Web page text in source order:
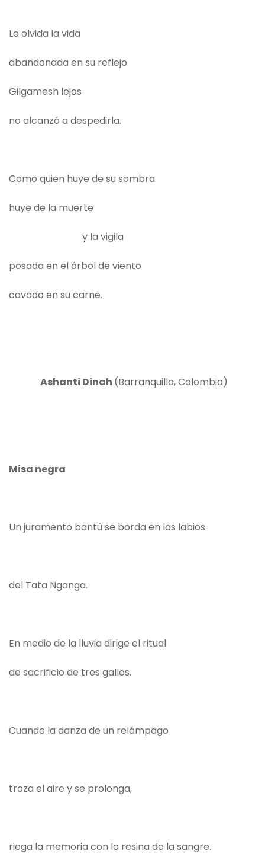
Lo olvida la vida
abandonada en su reflejo
Gilgamesh lejos
no alcanzó a despedirla.
Como quien huye de su sombra
huye de la muerte
y la vigila
posada en el árbol de viento
cavado en su carne.
Ashanti Dinah (Barranquilla, Colombia)
Misa negra
Un juramento bantú se borda en los labios
del Tata Nganga.
En medio de la lluvia dirige el ritual
de sacrificio de tres gallos.
Cuando la danza de un relámpago
troza el aire y se prolonga,
riega la memoria con la resina de la sangre.